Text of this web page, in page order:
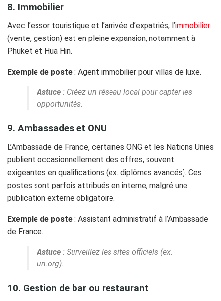
8. Immobilier
Avec l’essor touristique et l’arrivée d’expatriés, l’immobilier
(vente, gestion) est en pleine expansion, notamment à
Phuket et Hua Hin.
Exemple de poste : Agent immobilier pour villas de luxe.
Astuce : Créez un réseau local pour capter les
opportunités.
9. Ambassades et ONU
L’Ambassade de France, certaines ONG et les Nations Unies
publient occasionnellement des offres, souvent
exigeantes en qualifications (ex. diplômes avancés). Ces
postes sont parfois attribués en interne, malgré une
publication externe obligatoire.
Exemple de poste : Assistant administratif à l’Ambassade
de France.
Astuce : Surveillez les sites officiels (ex.
un.org).
10. Gestion de bar ou restaurant